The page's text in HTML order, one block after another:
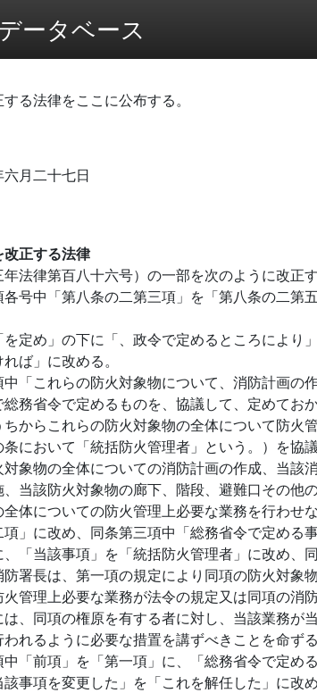
ータベース
る法律をここに公布する。
月二十七日
正する法律
法律第百八十六号）の一部を次のように改正す
号中「第八条の二第三項」を「第八条の二第
定め」の下に「、政令で定めるところにより
ば」に改める。
「これらの防火対象物について、消防計画の
務省令で定めるものを、協議して、定めてお
からこれらの防火対象物の全体について防火
において「統括防火管理者」という。）を協
象物の全体についての消防計画の作成、当該
当該防火対象物の廊下、階段、避難口その他
体についての防火管理上必要な業務を行わせ
」に改め、同条第三項中「総務省令で定める
「当該事項」を「統括防火管理者」に改め、
署長は、第一項の規定により同項の防火対象
管理上必要な業務が法令の規定又は同項の消
は、同項の権原を有する者に対し、当該業務が
れるように必要な措置を講ずべきことを命ずる
「前項」を「第一項」に、「総務省令で定め
事項を変更した」を「これを解任した」に改